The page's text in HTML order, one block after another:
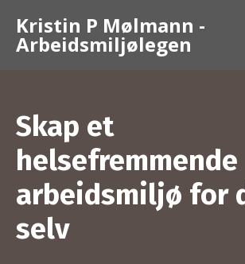
Kristin P Mølmann -
Arbeidsmiljølegen
Skap et
helsefremmende
arbeidsmiljø for
selv